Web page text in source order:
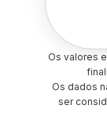
Os valores
Os dados
ser